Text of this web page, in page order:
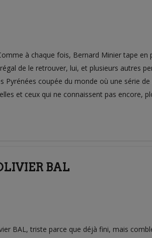
à chaque fois, Bernard Minier tape en
de le retrouver, lui, et plusieurs autres
Pyrénées coupée du monde où une série
et ceux qui ne connaissent pas encore,
BAL
BAL, triste parce que déjà fini, mais